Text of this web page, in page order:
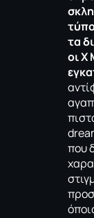
τα
οι Χ
που